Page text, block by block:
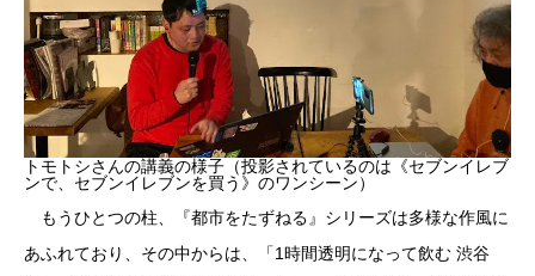
トモトシさんの講義の様子（投影されているのは《セブンイレブ
ンで、セブンイレブンを買う》のワンシーン）
もうひとつの柱、『都市をたずねる』シリーズは多様な作風に
あふれており、その中からは、「1時間透明になって飲む 渋谷